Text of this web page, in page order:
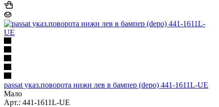
passat указ.поворота нижн лев в бампер (depo) 441-1611L-UE
Мало
Арт.: 441-1611L-UE